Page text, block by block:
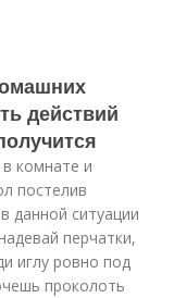
действий
комнате и
постелив
данной ситуации
перчатки,
иглу ровно под
проколоть